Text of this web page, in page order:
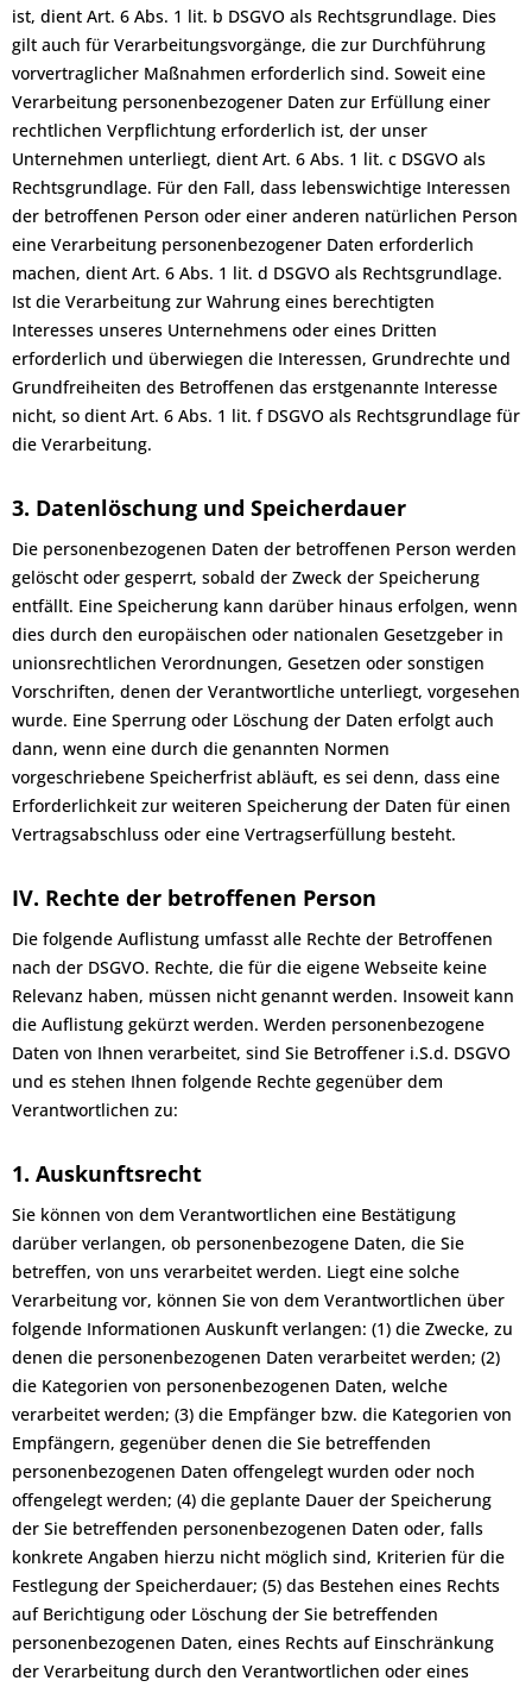
ist, dient Art. 6 Abs. 1 lit. b DSGVO als Rechtsgrundlage. Dies
gilt auch für Verarbeitungsvorgänge, die zur Durchführung
vorvertraglicher Maßnahmen erforderlich sind. Soweit eine
Verarbeitung personenbezogener Daten zur Erfüllung einer
rechtlichen Verpflichtung erforderlich ist, der unser
Unternehmen unterliegt, dient Art. 6 Abs. 1 lit. c DSGVO als
Rechtsgrundlage. Für den Fall, dass lebenswichtige Interessen
der betroffenen Person oder einer anderen natürlichen Person
eine Verarbeitung personenbezogener Daten erforderlich
machen, dient Art. 6 Abs. 1 lit. d DSGVO als Rechtsgrundlage.
Ist die Verarbeitung zur Wahrung eines berechtigten
Interesses unseres Unternehmens oder eines Dritten
erforderlich und überwiegen die Interessen, Grundrechte und
Grundfreiheiten des Betroffenen das erstgenannte Interesse
nicht, so dient Art. 6 Abs. 1 lit. f DSGVO als Rechtsgrundlage für
die Verarbeitung.
3. Datenlöschung und Speicherdauer
Die personenbezogenen Daten der betroffenen Person werden
gelöscht oder gesperrt, sobald der Zweck der Speicherung
entfällt. Eine Speicherung kann darüber hinaus erfolgen, wenn
dies durch den europäischen oder nationalen Gesetzgeber in
unionsrechtlichen Verordnungen, Gesetzen oder sonstigen
Vorschriften, denen der Verantwortliche unterliegt, vorgesehen
wurde. Eine Sperrung oder Löschung der Daten erfolgt auch
dann, wenn eine durch die genannten Normen
vorgeschriebene Speicherfrist abläuft, es sei denn, dass eine
Erforderlichkeit zur weiteren Speicherung der Daten für einen
Vertragsabschluss oder eine Vertragserfüllung besteht.
IV. Rechte der betroffenen Person
Die folgende Auflistung umfasst alle Rechte der Betroffenen
nach der DSGVO. Rechte, die für die eigene Webseite keine
Relevanz haben, müssen nicht genannt werden. Insoweit kann
die Auflistung gekürzt werden. Werden personenbezogene
Daten von Ihnen verarbeitet, sind Sie Betroffener i.S.d. DSGVO
und es stehen Ihnen folgende Rechte gegenüber dem
Verantwortlichen zu:
1. Auskunftsrecht
Sie können von dem Verantwortlichen eine Bestätigung
darüber verlangen, ob personenbezogene Daten, die Sie
betreffen, von uns verarbeitet werden. Liegt eine solche
Verarbeitung vor, können Sie von dem Verantwortlichen über
folgende Informationen Auskunft verlangen: (1) die Zwecke, zu
denen die personenbezogenen Daten verarbeitet werden; (2)
die Kategorien von personenbezogenen Daten, welche
verarbeitet werden; (3) die Empfänger bzw. die Kategorien von
Empfängern, gegenüber denen die Sie betreffenden
personenbezogenen Daten offengelegt wurden oder noch
offengelegt werden; (4) die geplante Dauer der Speicherung
der Sie betreffenden personenbezogenen Daten oder, falls
konkrete Angaben hierzu nicht möglich sind, Kriterien für die
Festlegung der Speicherdauer; (5) das Bestehen eines Rechts
auf Berichtigung oder Löschung der Sie betreffenden
personenbezogenen Daten, eines Rechts auf Einschränkung
der Verarbeitung durch den Verantwortlichen oder eines